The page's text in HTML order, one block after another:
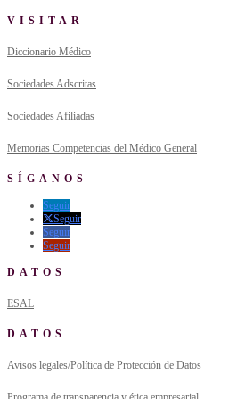
VISITAR
Diccionario Médico
Sociedades Adscritas
Sociedades Afiliadas
Memorias Competencias del Médico General
SÍGANOS
Seguir
Seguir
Seguir
Seguir
DATOS
ESAL
DATOS
Avisos legales/Política de Protección de Datos